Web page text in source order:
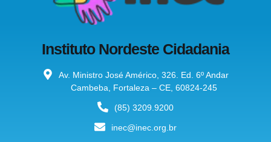
Instituto Nordeste Cidadania
Av. Ministro José Américo, 326. Ed. 6º Andar
Cambeba, Fortaleza – CE, 60824-245
(85) 3209.9200
inec@inec.org.br